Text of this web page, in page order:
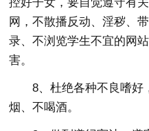
网，不散播反动、淫秽、
录、不浏览学生不宜的网
害。
8、杜绝各种不良嗜好
烟、不喝酒。